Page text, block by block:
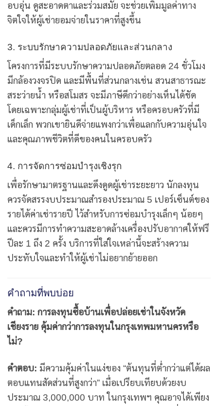
อบอุ่น ดูสะอาดตาและร่วมสมัย จะช่วยเพิ่มมูลค่าทาง
จิตใจให้ผู้เช่ายอมจ่ายในราคาที่สูงขึ้น
3. ระบบรักษาความปลอดภัยและส่วนกลาง
โครงการที่มีระบบรักษาความปลอดภัยตลอด 24 ชั่วโมง
มีกล้องวงจรปิด และมีพื้นที่ส่วนกลางเช่น สวนสาธารณะ
สระว่ายน้ำ หรือสโมสร จะมีภาษีดีกว่าอย่างเห็นได้ชัด
โดยเฉพาะกลุ่มผู้เช่าที่เป็นผู้บริหาร หรือครอบครัวที่มี
เด็กเล็ก พวกเขายินดีจ่ายแพงกว่าเพื่อแลกกับความอุ่นใจ
และคุณภาพชีวิตที่ดีของคนในครอบครัว
4. การจัดการซ่อมบำรุงเชิงรุก
เพื่อรักษามาตรฐานและดึงดูดผู้เช่าระยะยาว นักลงทุน
ควรจัดสรรงบประมาณสำรองประมาณ 5 เปอร์เซ็นต์ของ
รายได้ค่าเช่ารายปี ไว้สำหรับการซ่อมบำรุงเล็กๆ น้อยๆ
และควรมีการทำความสะอาดล้างเครื่องปรับอากาศให้ฟรี
ปีละ 1 ถึง 2 ครั้ง บริการที่ใส่ใจเหล่านี้จะสร้างความ
ประทับใจและทำให้ผู้เช่าไม่อยากย้ายออก
คำถามที่พบบ่อย
คำถาม: การลงทุนซื้อบ้านเพื่อปล่อยเช่าในจังหวัด
เชียงราย คุ้มค่ากว่าการลงทุนในกรุงเทพมหานครหรือ
ไม่?
คำตอบ: มีความคุ้มค่าในแง่ของ “ต้นทุนที่ต่ำกว่าแต่ได้ผล
ตอบแทนสัดส่วนที่สูงกว่า” เมื่อเปรียบเทียบด้วยงบ
ประมาณ 3,000,000 บาท ในกรุงเทพฯ คุณอาจได้เพียง